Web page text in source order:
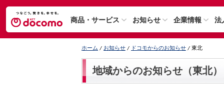
商品・サービス お知らせ 企業情報 法
ホーム お知らせ ドコモからのお知らせ 東北
地域からのお知らせ（東北）